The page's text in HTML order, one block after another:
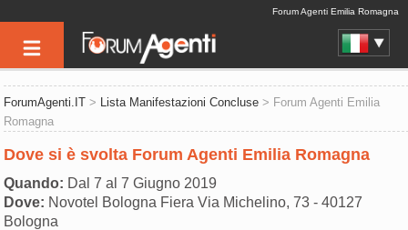
Forum Agenti Emilia Romagna
ForumAgenti.IT > Lista Manifestazioni Concluse > Forum Agenti Emilia
Romagna
Dove si è svolta Forum Agenti Emilia Romagna
Quando: Dal 7 al 7 Giugno 2019
Dove: Novotel Bologna Fiera Via Michelino, 73 - 40127
Bologna